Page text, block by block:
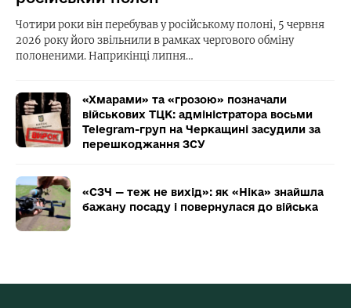
Чотири роки він перебував у російському полоні, 5 червня
2026 року його звільнили в рамках чергового обміну
полоненими. Наприкінці липня…
«Хмарами» та «грозою» позначали
військових ТЦК: адміністратора восьми
Telegram-груп на Черкащині засудили за
перешкоджання ЗСУ
«СЗЧ — теж не вихід»: як «Ніка» знайшла
бажану посаду і повернулася до війська